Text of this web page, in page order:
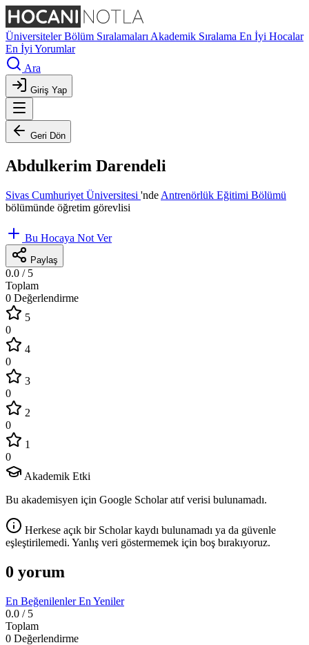
ÜniversitelerBölüm Sıralamaları Akademik Sıralama En İyi Hocalar
En İyi Yorumlar
Ara
Giriş Yap
Geri Dön
Abdulkerim Darendeli
Sivas Cumhuriyet Üniversitesi 'nde Antrenörlük Eğitimi Bölümü
bölümünde öğretim görevlisi
Bu Hocaya Not Ver
Paylaş
0.0 / 5
Toplam
0 Değerlendirme
5
0
4
0
3
0
2
0
1
0
Akademik Etki
Bu akademisyen için Google Scholar atıf verisi bulunamadı.
Herkese açık bir Scholar kaydı bulunamadı ya da güvenle
eşleştirilemedi. Yanlış veri göstermemek için boş bırakıyoruz.
0 yorum
En BeğenilenlerEn Yeniler
0.0 / 5
Toplam
0 Değerlendirme